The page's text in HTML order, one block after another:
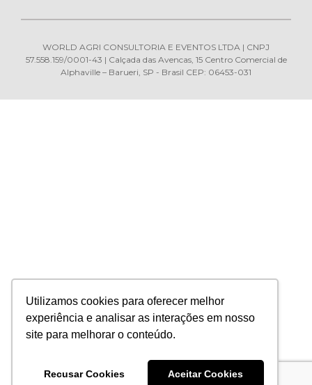
Utilizamos cookies para oferecer melhor
experiência e analisar as interações em nosso
site para melhorar o conteúdo.
Recusar Cookies Aceitar Cookies
WORLD AGRI CONSULTORIA E EVENTOS LTDA | CNPJ
57.558.159/0001-43 | Calçada das Avencas, 15 Centro Comercial de
Alphaville – Barueri, SP - Brasil CEP: 06453-031